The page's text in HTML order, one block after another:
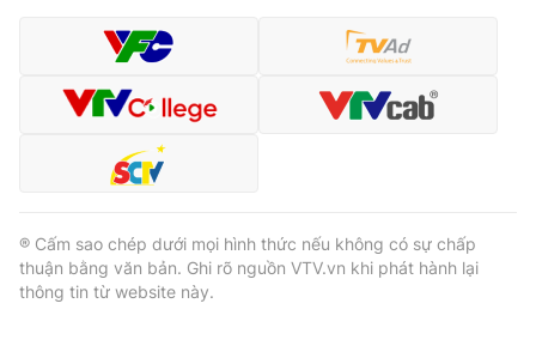
® Cấm sao chép dưới mọi hình thức nếu không có sự chấp
thuận bằng văn bản. Ghi rõ nguồn VTV.vn khi phát hành lại
thông tin từ website này.